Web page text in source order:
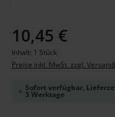
Regulärer Preis:
10,45 €
Inhalt: 1 Stück
Preise inkl. MwSt. zzgl.
Sofort verfügbar,
3 Werktage